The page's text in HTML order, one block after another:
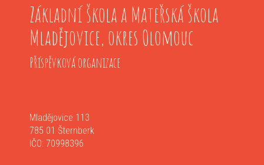
Základní škola a Mateřská škola
Mladějovice, okres Olomouc
Příspěvková organizace
Mladějovice 113
785 01 Šternberk
IČO: 70998396